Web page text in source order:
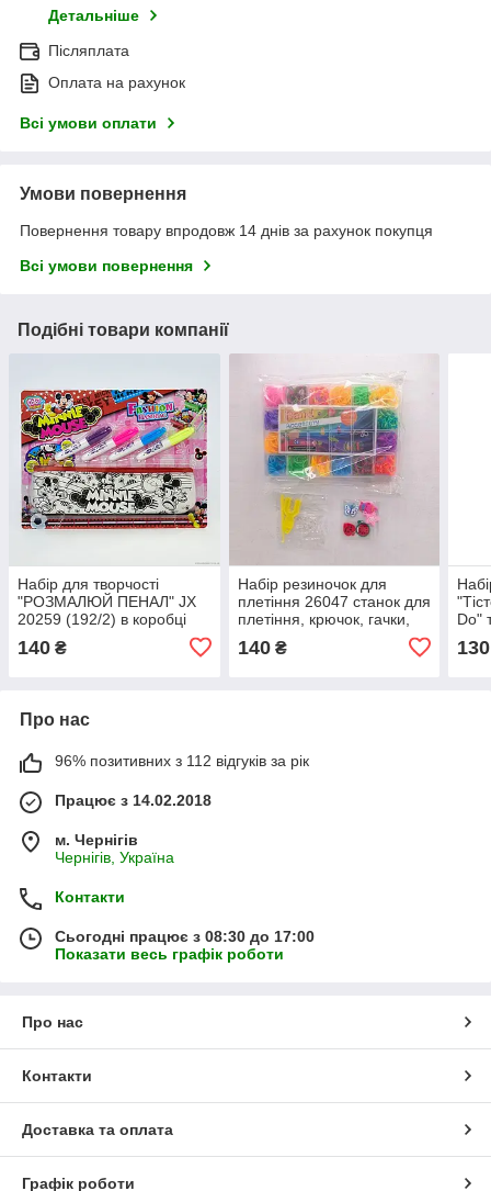
Детальніше
Післяплата
Оплата на рахунок
Всі умови оплати
Умови повернення
Повернення товару впродовж 14 днів за рахунок покупця
Всі умови повернення
Подібні товари компанії
Набір для творчості
"РОЗМАЛЮЙ ПЕНАЛ" JX
20259 (192/2) в коробці
140 ₴
Набір резиночок для
плетіння 26047 станок для
плетіння, крючок, гачки,
140₴
Do"
130
Про нас
96% позитивних з 112 відгуків за рік
Працює з 14.02.2018
м. Чернігів
Чернігів, Україна
Контакти
Сьогодні працює з 08:30 до 17:00
Показати весь графік роботи
Про нас
Контакти
Доставка та оплата
Графік роботи